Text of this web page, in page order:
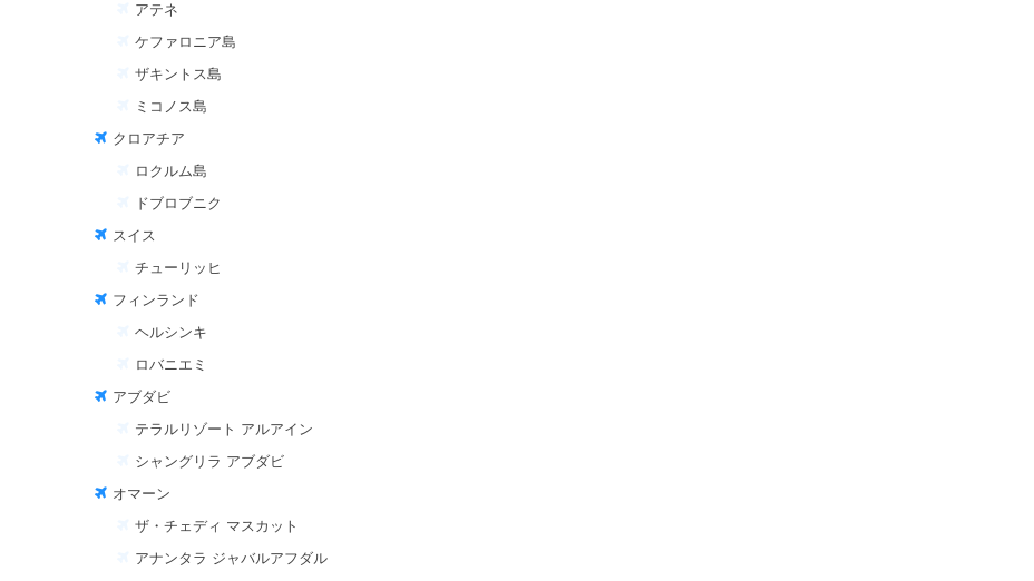
アテネ
ケファロニア島
ザキントス島
ミコノス島
クロアチア
ロクルム島
ドブロブニク
スイス
チューリッヒ
フィンランド
ヘルシンキ
ロバニエミ
アブダビ
テラルリゾート アルアイン
シャングリラ アブダビ
オマーン
ザ・チェディ マスカット
アナンタラ ジャバルアフダル